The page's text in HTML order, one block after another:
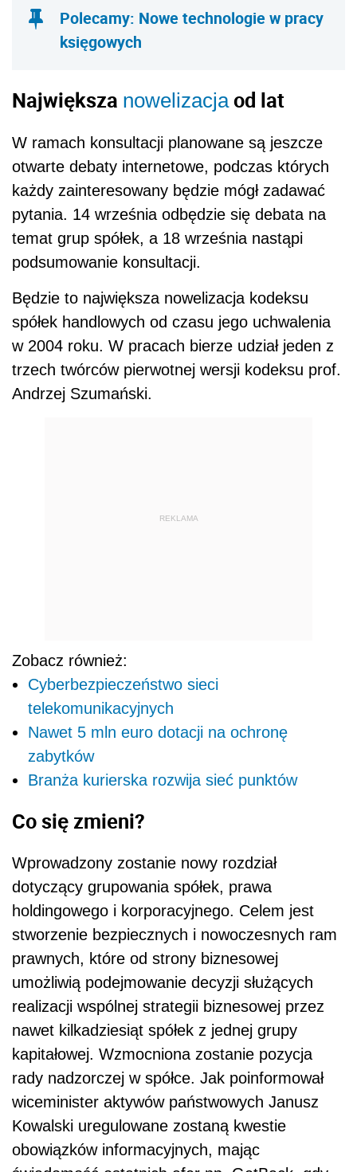
Polecamy: Nowe technologie w pracy
księgowych
Największa nowelizacjaod lat
W ramach konsultacji planowane są jeszcze
otwarte debaty internetowe, podczas których
każdy zainteresowany będzie mógł zadawać
pytania. 14 września odbędzie się debata na
temat grup spółek, a 18 września nastąpi
podsumowanie konsultacji.
Będzie to największa nowelizacja kodeksu
spółek handlowych od czasu jego uchwalenia
w 2004 roku. W pracach bierze udział jeden z
trzech twórców pierwotnej wersji kodeksu prof.
Andrzej Szumański.
REKLAMA
Zobacz również:
Cyberbezpieczeństwo sieci
telekomunikacyjnych
Nawet 5 mln euro dotacji na ochronę
zabytków
Branża kurierska rozwija sieć punktów
Co się zmieni?
Wprowadzony zostanie nowy rozdział
dotyczący grupowania spółek, prawa
holdingowego i korporacyjnego. Celem jest
stworzenie bezpiecznych i nowoczesnych ram
prawnych, które od strony biznesowej
umożliwią podejmowanie decyzji służących
realizacji wspólnej strategii biznesowej przez
nawet kilkadziesiąt spółek z jednej grupy
kapitałowej. Wzmocniona zostanie pozycja
rady nadzorczej w spółce. Jak poinformował
wiceminister aktywów państwowych Janusz
Kowalski uregulowane zostaną kwestie
obowiązków informacyjnych, mając